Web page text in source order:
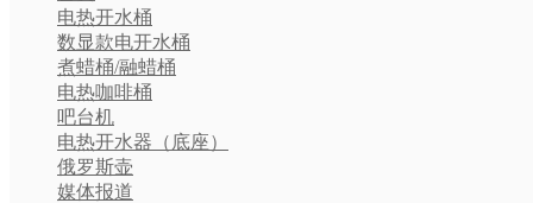
电热开水桶
数显款电开水桶
煮蜡桶/融蜡桶
电热咖啡桶
吧台机
电热开水器（底座）
俄罗斯壶
媒体报道